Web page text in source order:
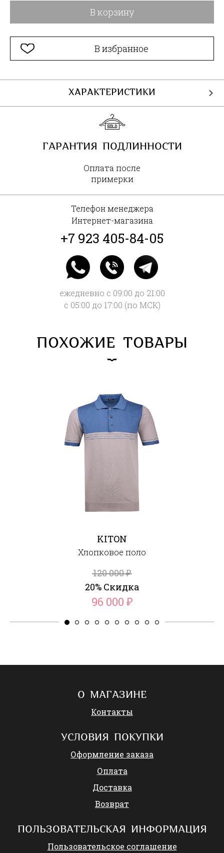
В корзину
В избранное
ХАРАКТЕРИСТИКИ
ГАРАНТИЯ ПОДЛИННОСТИ
Оплата после
примерки
Телефон менеджера
Интернет-магазина
+7 923 405-84-05
ежедневно с 09:00 до 21:00
с 05:00 до 17:00 (по МСК)
ПОХОЖИЕ ТОВАРЫ
KITON
Хлопковое поло
120 000₽
20% Скидка
96 000 ₽
О МАГАЗИНЕ
Контакты
УСЛОВИЯ ПОКУПКИ
Оформление заказа
Оплата
Доставка
Возврат
ПОЛЬЗОВАТЕЛЬСКАЯ ИНФОРМАЦИЯ
Пользовательское соглашение